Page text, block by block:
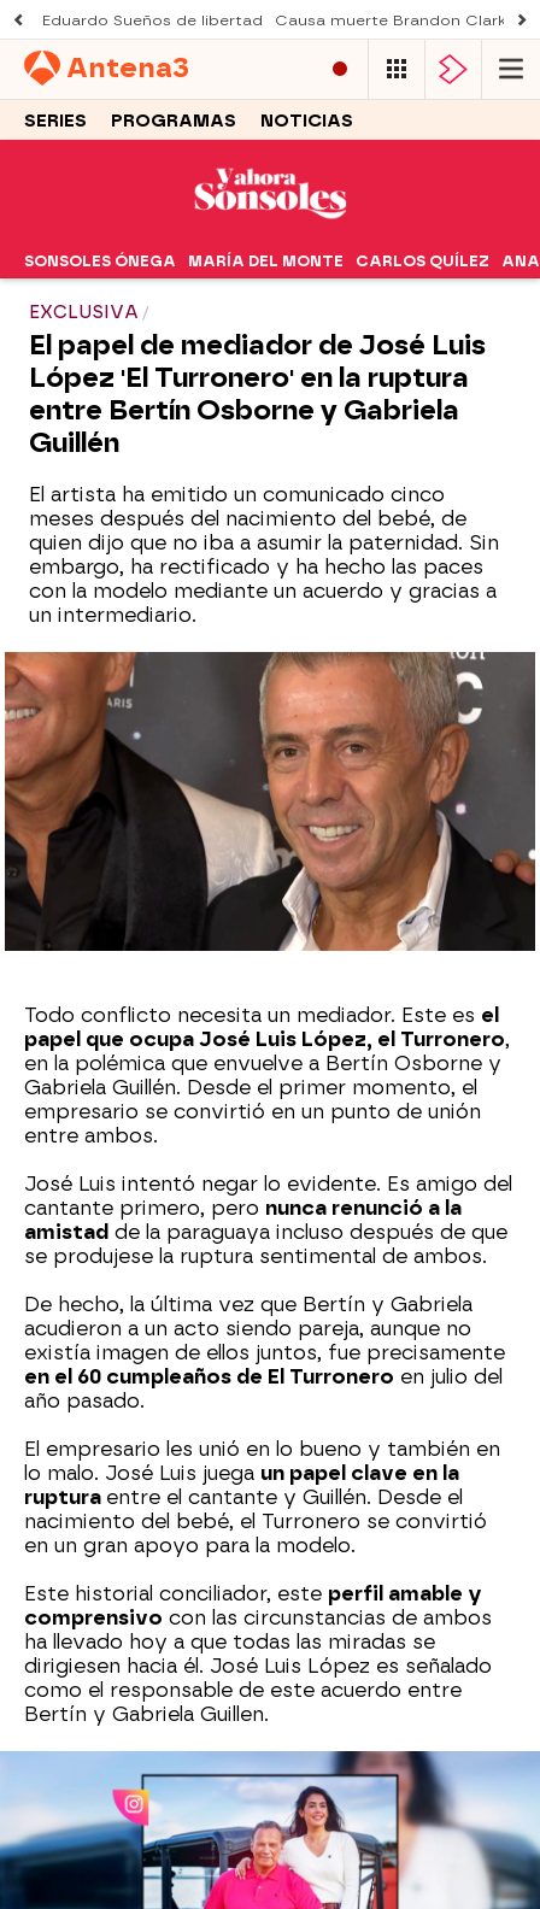
Eduardo Sueños de libertad Causa muerte Brandon Clarke
Antena3
SERIES PROGRAMAS NOTICIAS
SONSOLES ÓNEGA MARÍA DEL MONTE CARLOS QUÍLEZ ANA
EXCLUSIVA
El papel de mediador de José Luis
López 'El Turronero' en la ruptura
entre Bertín Osborne y Gabriela
Guillén
El artista ha emitido un comunicado cinco
meses después del nacimiento del bebé, de
quien dijo que no iba a asumir la paternidad. Sin
embargo, ha rectificado y ha hecho las paces
con la modelo mediante un acuerdo y gracias a
un intermediario.
Sara Ruiz
12 de junio de 2024, 19:22
WhatsappFacebook Flipboard
Todo conflicto necesita un mediador. Este es el
papel que ocupa José Luis López, el Turronero,
en la polémica que envuelve a Bertín Osborne y
Gabriela Guillén. Desde el primer momento, el
empresario se convirtió en un punto de unión
entre ambos.
José Luis intentó negar lo evidente. Es amigo del
cantante primero, pero nunca renunció a la
amistad de la paraguaya incluso después de que
se produjese la ruptura sentimental de ambos.
De hecho, la última vez que Bertín y Gabriela
acudieron a un acto siendo pareja, aunque no
existía imagen de ellos juntos, fue precisamente
en el 60 cumpleaños de El Turronero en julio del
año pasado.
El empresario les unió en lo bueno y también en
lo malo. José Luis juega un papel clave en la
ruptura entre el cantante y Guillén. Desde el
nacimiento del bebé, el Turronero se convirtió
en un gran apoyo para la modelo.
Este historial conciliador, este perfil amable y
comprensivo con las circunstancias de ambos
ha llevado hoy a que todas las miradas se
dirigiesen hacia él. José Luis López es señalado
como el responsable de este acuerdo entre
Bertín y Gabriela Guillen.
Bertín Osborne famosos
Antena 3 » Programas » Y ahora Sonsoles